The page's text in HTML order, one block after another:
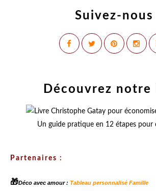
Suivez-nous
Découvrez notre
Un guide pratique en 12 étapes pour
Partenaires :
🎁Déco avec amour : Tableau personnalisé Famille